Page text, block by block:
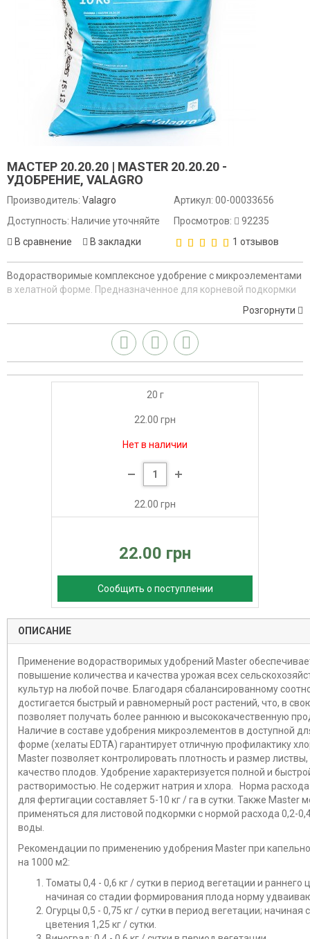
МАСТЕР 20.20.20 | MASTER 20.20.20 -
УДОБРЕНИЕ, VALAGRO
Производитель: Valagro
Доступность: Наличие уточняйте
В сравнение
В закладки
Артикул: 00-00033656
Просмотров:
92235
1 отзывов
Водорастворимые комплексное удобрение с микроэлементами
в хелатной форме. Предназначенное для корневой подкормки
Розгорнути
20 г
22.00 грн
Нет в наличии
22.00 грн
22.00 грн
Сообщить о поступлении
ОПИСАНИЕ
Применение водорастворимых удобрений Master
повышение количества и качества урожая всех
культур на любой почве. Благодаря сбалансированному
достигается быстрый и равномерный рост растений, что, в
позволяет получать более раннюю и высококачественную
Наличие в составе удобрения микроэлементов в доступной
форме (хелаты EDTA) гарантирует отличную профилактику
Master позволяет контролировать плотность и размер
качество плодов. Удобрение характеризуется полной и
растворимостью. Не содержит натрия и хлора. Норма
для фертигации составляет 5-10 кг / га в сутки. Также Master
применяться для листовой подкормки с нормой расхода 0,2-
воды.
Рекомендации по применению удобрения Master при
на 1000 м2:
Томаты 0,4 - 0,6 кг / сутки в период вегетации и раннего
начиная со стадии формирования плода норму
Огурцы 0,5 - 0,75 кг / сутки в период вегетации; начиная
цветения 1,25 кг / сутки.